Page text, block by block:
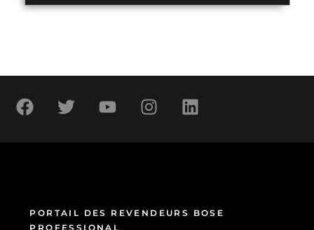
PORTAIL DES REVENDEURS BOSE
PROFESSIONAL